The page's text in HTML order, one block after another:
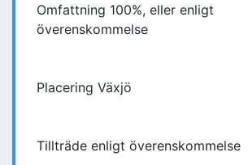
Omfattning 100%, eller enligt
överenskommelse
Placering Växjö
Tillträde enligt överenskommelse